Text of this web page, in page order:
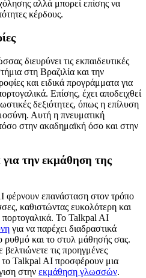
αλλά μπορεί επίσης να
κέρδους.
διευρύνει τις εκπαιδευτικές
στη Βραζιλία και την
και ειδικά προγράμματα για
Επίσης, έχει αποδειχθεί
δεξιότητες, όπως η επίλυση
Αυτή η πνευματική
στην ακαδημαϊκή όσο και στην
για την εκμάθηση της
φέρνουν επανάσταση στον τρόπο
καθιστώντας ευκολότερη και
πορτογαλικά. Το Talkpal AI
για να παρέχει διαδραστικά
και το στυλ μάθησής σας.
βελτιώνετε τις προηγμένες
το Talkpal AI προσφέρουν μια
στην εκμάθηση γλωσσών.